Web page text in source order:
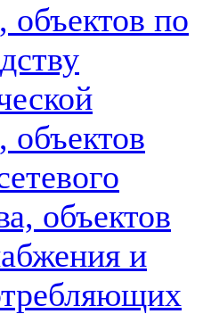
объектов по
объектов
объектов
и